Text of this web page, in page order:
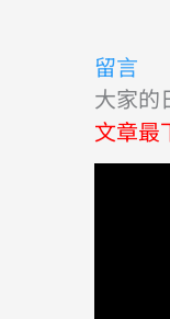
留言
大家的
文章最